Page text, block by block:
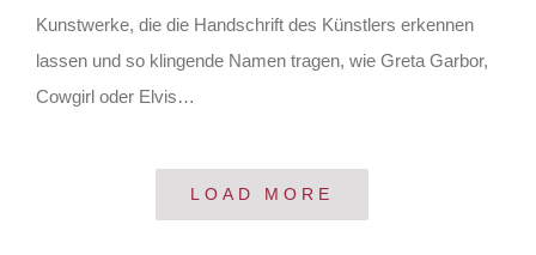
Kunstwerke, die die Handschrift des Künstlers erkennen
lassen und so klingende Namen tragen, wie Greta Garbor,
Cowgirl oder Elvis…
LOAD MORE